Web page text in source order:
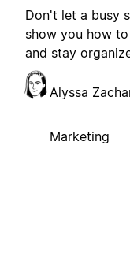
Don't let a busy
show you how
and stay
Alyssa
Marketing